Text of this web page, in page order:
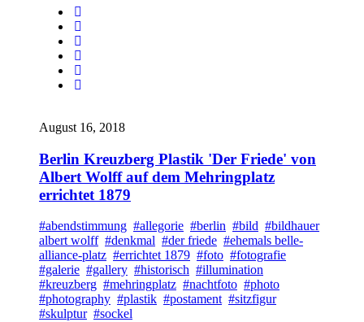
August 16, 2018
Berlin Kreuzberg Plastik 'Der Friede' von
Albert Wolff auf dem Mehringplatz
errichtet 1879
#abendstimmung #allegorie #berlin #bild #bildhauer
albert wolff #denkmal #der friede #ehemals belle-
alliance-platz #errichtet 1879 #foto #fotografie
#galerie #gallery #historisch #illumination
#kreuzberg #mehringplatz #nachtfoto #photo
#photography #plastik #postament #sitzfigur
#skulptur #sockel